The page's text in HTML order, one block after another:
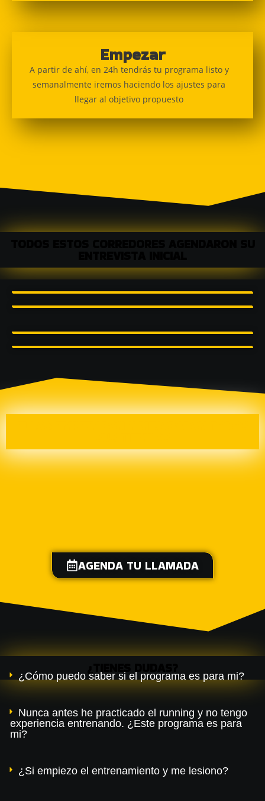
Empezar
A partir de ahí, en 24h tendrás tu programa listo y
semanalmente iremos haciendo los ajustes para
llegar al objetivo propuesto
AGENDA TU LLAMADA
¿TIENES DUDAS?
¿Cómo puedo saber si el programa es para mi?
Nunca antes he practicado el running y no tengo
experiencia entrenando. ¿Este programa es para
mi?
¿Si empiezo el entrenamiento y me lesiono?